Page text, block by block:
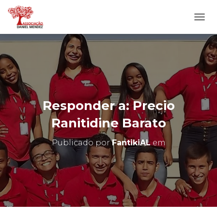
L
T
E
R
N
A
N
A
E
G
O
Responder a: Precio
Ranitidine Barato
Publicado porFantikiALem